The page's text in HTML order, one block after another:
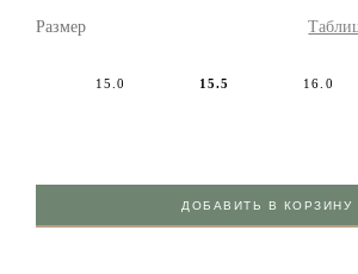
Размер
15.0 15.5 16.0
ДОБАВИТЬ В КОРЗИНУ